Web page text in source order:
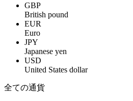
GBP
British pound
EUR
Euro
JPY
Japanese yen
USD
United States dollar
全ての通貨